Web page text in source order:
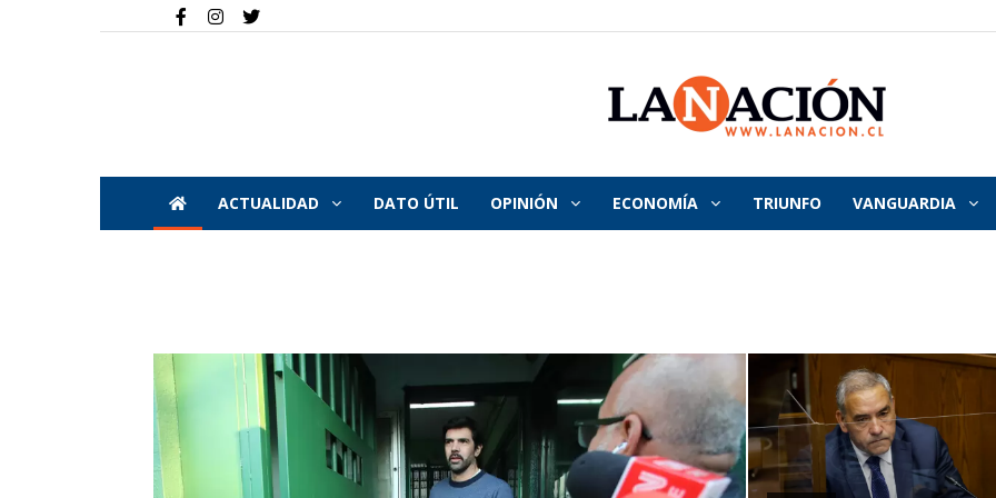
La
Nación
ACTUALIDAD DATO ÚTIL OPINIÓN ECONOMÍA TRIUNFO VANGUARDIA